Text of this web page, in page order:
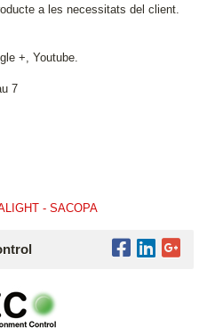
a les necessitats del client.
+, Youtube.
7
- SACOPA